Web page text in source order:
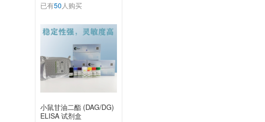
已有50人购买
小鼠甘油二酯 (DAG/DG)
ELISA 试剂盒